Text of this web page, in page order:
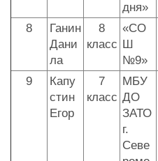
дня»
8
Ганин
Дани
ла
8
класс
«СО
Ш
№9»
9
Капу
стин
Егор
7
класс
МБУ
ДО
ЗАТО
г.
Севе